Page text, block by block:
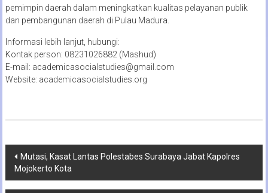
pemimpin daerah dalam meningkatkan kualitas pelayanan publik
dan pembangunan daerah di Pulau Madura.
Informasi lebih lanjut, hubungi:
Kontak person: 08231026882 (Mashud)
E-mail: academicasocialstudies@gmail.com
Website: academicasocialstudies.org
Navigasi
pos
Mutasi, Kasat Lantas Polestabes Surabaya Jabat Kapolres
Mojokerto Kota